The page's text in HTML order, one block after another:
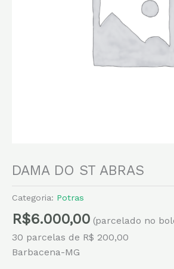
DAMA DO ST ABRAS
Categoria: Potras
R$6.000,00 (parcelado no
30 parcelas de R$ 200,00
Barbacena-MG